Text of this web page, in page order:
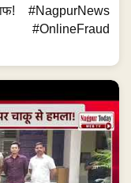
#NagpurNews
#OnlineFraud